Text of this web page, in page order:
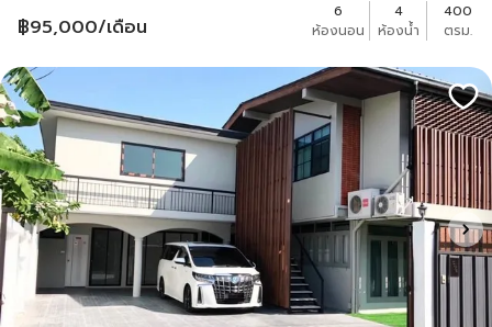
฿95,000/เดือน
6
ห้องนอน
4
ห้องน้ำ
400
ตรม.